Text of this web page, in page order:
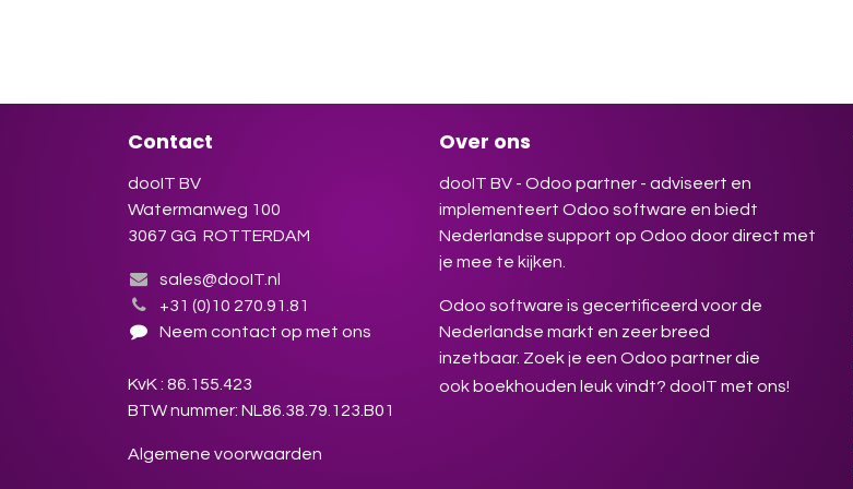
Contact
dooIT BV
Watermanweg 100
3067 GG ROTTERDAM
sales@dooIT.nl
+31 (0)10 270.91.81
Neem contact op met ons
KvK : 86.155.423
BTW nummer: NL86.38.79.123.B01
Algemene voorwaarden
Over ons
dooIT BV - Odoo partner - adviseert en
implementeert Odoo software en biedt
Nederlandse support op Odoo door direct met
je mee te kijken.
Odoo software is gecertificeerd voor de
Nederlandse markt en zeer breed
inzetbaar. Zoek je een Odoo partner die
ook boekhouden leuk vindt? dooIT met ons!